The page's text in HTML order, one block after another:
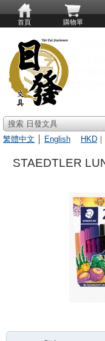
首頁 購物單
搜索 日發文具
繁體中文
English HKD ｜
STAEDTLER